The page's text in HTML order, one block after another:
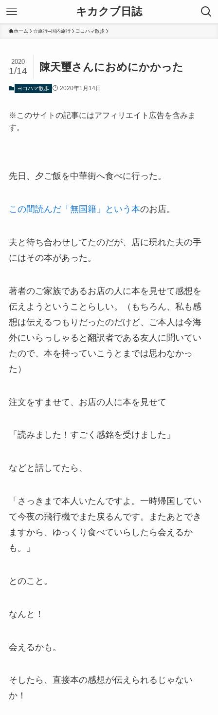
キカクブ日誌
ホーム ☆旅行─国内旅行 ヨコハマ散歩
陳天璽さんにおめにかかった
2020
1/14
ヨコハマ散歩 2020年1月14日
※このサイトの記事にはアフィリエイト広告を含みま
す。
先日、夕ご飯を中華街へ食べに行った。
この間読んだ「無国籍」という本のお店。
夫と待ち合わせしてたのだが、店に現れた夫の手
にはその本があった。
著者のご家族であるお店の人に本を見せて感想を
伝えようということらしい。（もちろん、私も感
想は伝えるつもりだったのだけど、ご本人は今海
外にいらっしゃると翻訳者である友人に聞いてい
たので、本を持っていこうとまでは思わなかっ
た）
注文をすませて、お店の人に本を見せて
「読みました！すごく感銘を受けました」
などと話してたら、
「さっきまで本人いたんですよ。一時帰国してい
て今夜の飛行機でまた戻るんです。またあとでき
ますから、ゆっくり食べていらしたら会えるか
も。」
とのこと。
なんと！
会えるかも。
そしたら、直接本の感想が伝えられるじゃない
か！